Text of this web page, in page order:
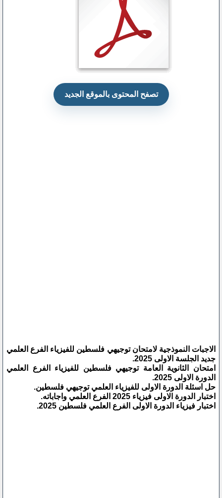
تصفح المحتوى بالموقع الجديد
الاجبات النموذجية لامتحان توجيهي فلسطين للفيزياء الفرع العلمي
جديد الجلسة الاولى 2025.
امتحان الثانوية العامة توجيهي فلسطين للفيزياء الفرع العلمي
الدورة الاولى 2025.
حل اسئلة الدورة الاولى للفيزياء العلمي توجيهي فلسطين.
اختبار الدورة الاولى فيزياء 2025 الفرع العلمي واجاباته.
اختبار فيزياء الدورة الاولى الفرع العلمي فلسطين 2025.